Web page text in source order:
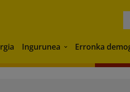
Ingurunea Ingurunea
Erronka